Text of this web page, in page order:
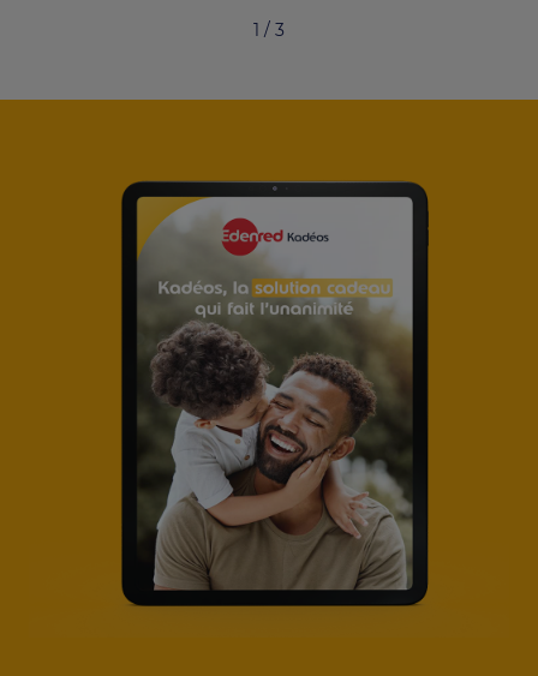
1 / 3